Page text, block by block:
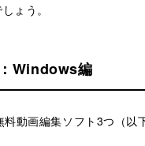
ょう。
Windows編
動画編集ソフト3つ（以